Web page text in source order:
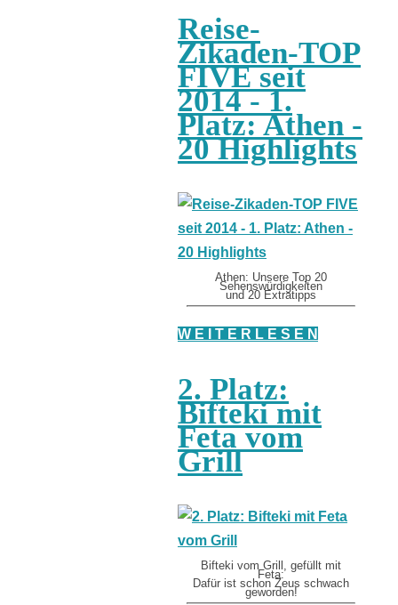
Reise-
Zikaden-TOP
FIVE seit
2014 - 1.
Platz: Athen -
20 Highlights
Athen: Unsere Top 20
Sehenswürdigkeiten
und 20 Extratipps
W E I T E R L E S E N
2. Platz:
Bifteki mit
Feta vom
Grill
Bifteki vom Grill, gefüllt mit
Feta:
Dafür ist schon Zeus schwach
geworden!